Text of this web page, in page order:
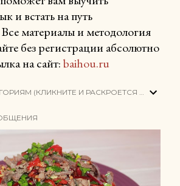
и встать на путь
материалы и методология
без регистрации абсолютно
на сайт:baihou.ru
РЕЦЕПТЫ ПО КАТЕГОРИЯМ (КЛИКНИТЕ И РАСКРОЕТСЯ СПИСОК)